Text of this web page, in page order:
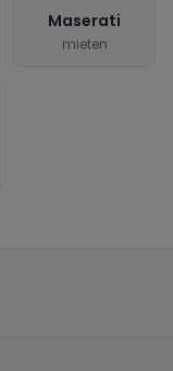
Maserati
mieten